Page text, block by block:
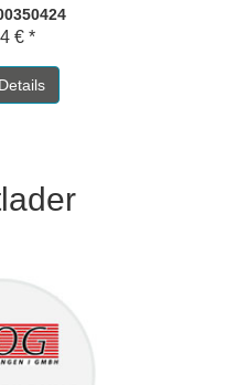
€ *
Details